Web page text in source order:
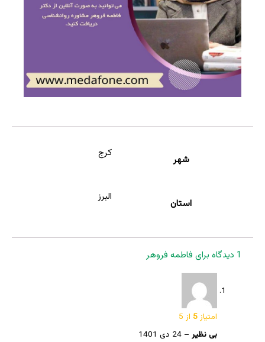
شهر
کرج
استان
البرز
1 دیدگاه برای فاطمه فروهر
امتیاز5 از 5
بی نظیر – 24 دی 1401